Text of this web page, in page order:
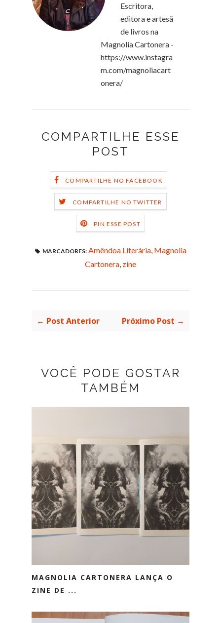
Escritora,
editora e artesã
de livros na
Magnolia Cartonera -
https://www.instagra
m.com/magnoliacart
onera/
COMPARTILHE ESSE
POST
COMPARTILHE NO FACEBOOK
COMPARTILHE NO TWITTER
PIN ESSE POST
MARCADORES: Amêndoa Literária, Magnolia
Cartonera zine
← Post Anterior Próximo Post →
VOCÊ PODE GOSTAR
TAMBÉM
MAGNOLIA CARTONERA LANÇA O
ZINE DE ...